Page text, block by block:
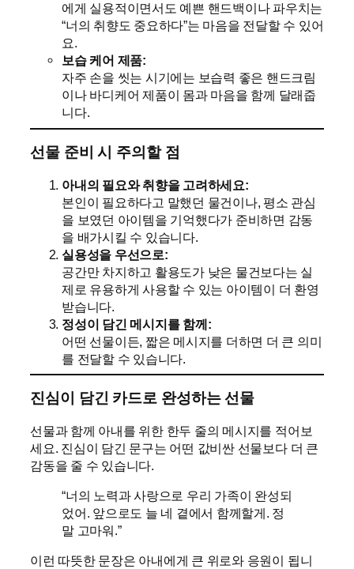
에게 실용적이면서도 예쁜 핸드백이나 파우치는
“너의 취향도 중요하다”는 마음을 전달할 수 있어
요.
보습 케어 제품:
자주 손을 씻는 시기에는 보습력 좋은 핸드크림
이나 바디케어 제품이 몸과 마음을 함께 달래줍
니다.
선물 준비 시 주의할 점
아내의 필요와 취향을 고려하세요:
본인이 필요하다고 말했던 물건이나, 평소 관심
을 보였던 아이템을 기억했다가 준비하면 감동
을 배가시킬 수 있습니다.
실용성을 우선으로:
공간만 차지하고 활용도가 낮은 물건보다는 실
제로 유용하게 사용할 수 있는 아이템이 더 환영
받습니다.
정성이 담긴 메시지를 함께:
어떤 선물이든, 짧은 메시지를 더하면 더 큰 의미
를 전달할 수 있습니다.
진심이 담긴 카드로 완성하는 선물
선물과 함께 아내를 위한 한두 줄의 메시지를 적어보
세요. 진심이 담긴 문구는 어떤 값비싼 선물보다 더 큰
감동을 줄 수 있습니다.
“너의 노력과 사랑으로 우리 가족이 완성되
었어. 앞으로도 늘 네 곁에서 함께할게. 정
말 고마워.”
이런 따뜻한 문장은 아내에게 큰 위로와 응원이 됩니